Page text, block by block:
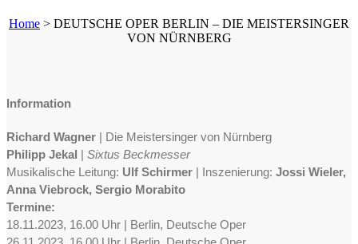
Home > DEUTSCHE OPER BERLIN – DIE MEISTERSINGER
VON NÜRNBERG
Information
Richard Wagner | Die Meistersinger von Nürnberg
Philipp Jekal | Sixtus Beckmesser
Musikalische Leitung: Ulf Schirmer | Inszenierung: Jossi Wieler,
Anna Viebrock, Sergio Morabito
Termine:
18.11.2023, 16.00 Uhr | Berlin, Deutsche Oper